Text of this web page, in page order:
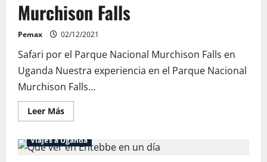
Murchison Falls
Pemax 02/12/2021
Safari por el Parque Nacional Murchison Falls en
Uganda Nuestra experiencia en el Parque Nacional
Murchison Falls...
Leer MásLeer
más
Safari
por
Viajes a Uganda